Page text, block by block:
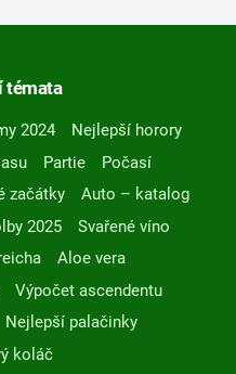
témata
2024
Nejlepší horory
Partie
Počasí
začátky
Auto – katalog
2025
Svařené víno
Aloe vera
Výpočet ascendentu
Nejlepší palačinky
koláč